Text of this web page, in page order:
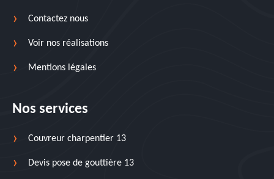
Contactez nous
Voir nos réalisations
Mentions légales
Nos services
Couvreur charpentier 13
Devis pose de gouttière 13